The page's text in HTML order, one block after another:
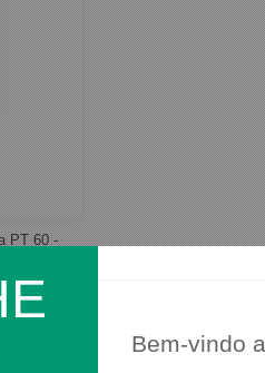
Bem-vindo a
PT 60 -